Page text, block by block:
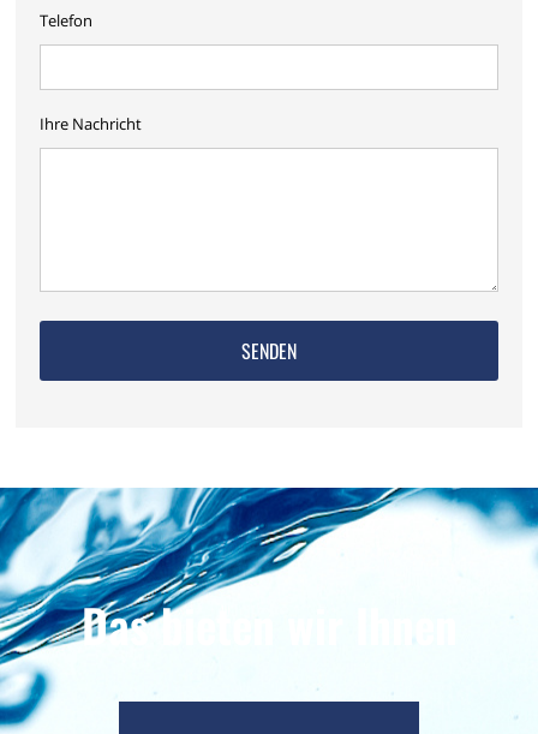
Telefon
Ihre Nachricht
Das bieten wir Ihnen